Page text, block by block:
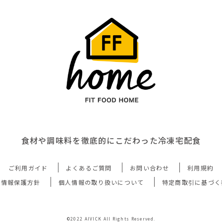
食材や調味料を徹底的にこだわった冷凍宅配食
ご利用ガイド よくあるご質問 お問い合わせ
利用規約
報保護方針
個人情報の取り扱いについて 特定商取引に基づ
©2022 AIVICK All Rights Reserved.